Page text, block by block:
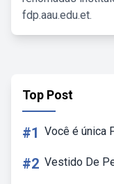
fdp.aau.edu.et.
Top Post
#1 Você é única
#2 Vestido De